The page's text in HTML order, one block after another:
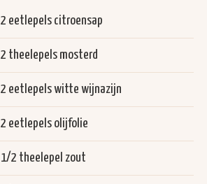
2 eetlepels citroensap
2 theelepels mosterd
2 eetlepelswitte wijnazijn
2 eetlepels olijfolie
1/2 theelepel zout